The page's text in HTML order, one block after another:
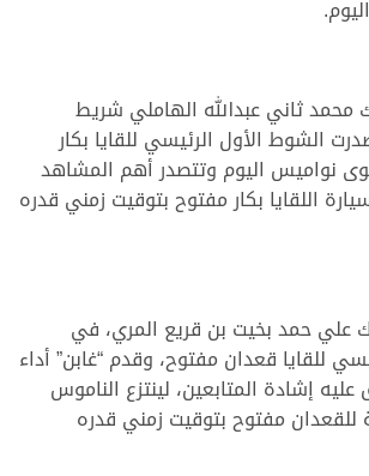
ثاني عبدالله الهاملي شريط
الشوط الأول الرئيسي للقايا بكار
نواميس اليوم وتتصدر أهم المشاهد
اللقايا بكار مفتوح بتوقيت زمني قدره
علي حمد بخيت بن قريع المري، في
للقايا قعدان مفتوح، وقدم “غابن” أداء
إشادة المتابعين، لينتزع الناموس
للقعدان مفتوح بتوقيت زمني قدره